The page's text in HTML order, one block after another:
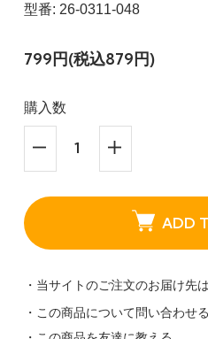
型番: 26-0311-048
799円(税込879円)
購入数
ADD
・当サイトのご注文のお届け先
・この商品について問い合わせる